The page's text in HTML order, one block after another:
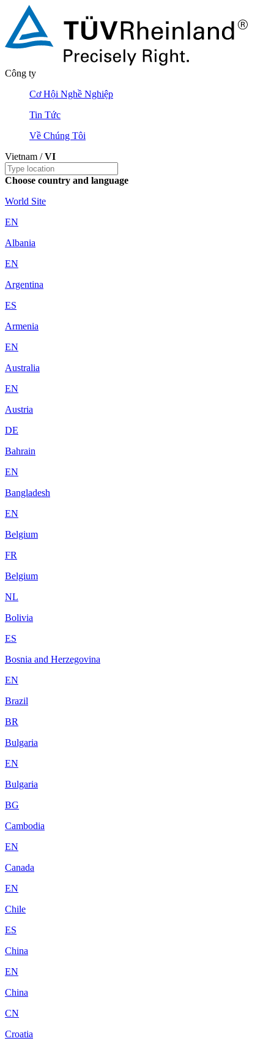
Công ty
Cơ Hội Nghề Nghiệp
Tin Tức
Về Chúng Tôi
Vietnam /VI
Choose country and language
World Site
EN
Albania
EN
Argentina
ES
Armenia
EN
Australia
EN
Austria
DE
Bahrain
EN
Bangladesh
EN
Belgium
FR
Belgium
NL
Bolivia
ES
Bosnia and Herzegovina
EN
Brazil
BR
Bulgaria
EN
Bulgaria
BG
Cambodia
EN
Canada
EN
Chile
ES
China
EN
China
CN
Croatia